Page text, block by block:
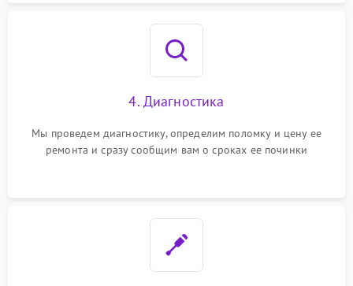
4. Диагностика
Мы проведем диагностику, определим поломку и цену ее
ремонта и сразу сообщим вам о сроках ее починки